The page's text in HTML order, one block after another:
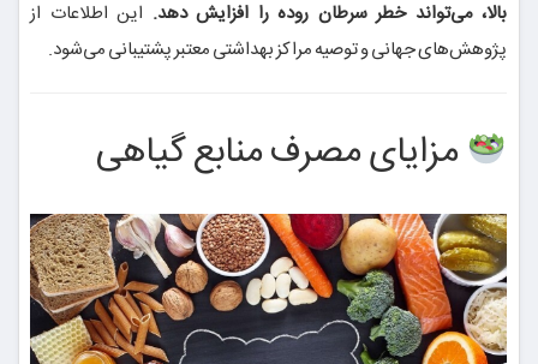
بالا، می‌تواند خطر سرطان روده را افزایش دهد. این اطلاعات از
پژوهش‌های جهانی و توصیه مراکز بهداشتی معتبر پشتیبانی می‌شود.
مزایای مصرف منابع گیاهی